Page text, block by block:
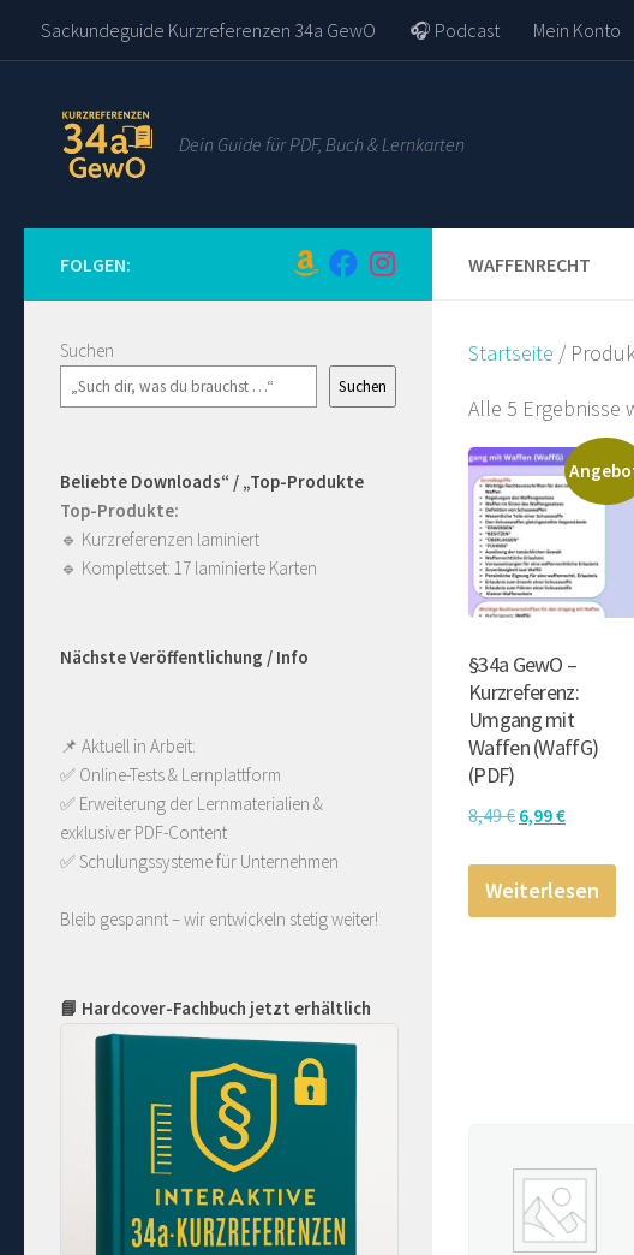
Zum Inhalt springen
Sackundeguide Kurzreferenzen 34a GewO 🎧 Podcast Mein Konto
Dein Guide für PDF, Buch & Lernkarten
WAFFENRECHT
Startseite /
Alle 5 Ergebnisse
§34a GewO –
Kurzreferenz:
Umgang mit
Waffen (WaffG)
(PDF)
8,49€ Ursprünglicher
war:
8,49 €
6,99€Aktueller
ist:
6,99 €.
Weiterlesen
FOLGEN:
Suchen
Suchen
Beliebte Downloads“ / „Top-Produkte
Top-Produkte:
🔹 Kurzreferenzen laminiert
🔹 Komplettset: 17 laminierte Karten
Nächste Veröffentlichung / Info
📌 Aktuell in Arbeit:
✅ Online-Tests & Lernplattform
✅ Erweiterung der Lernmaterialien &
exklusiver PDF-Content
✅ Schulungssysteme für Unternehmen
Bleib gespannt – wir entwickeln stetig weiter!
📘 Hardcover-Fachbuch jetzt erhältlich